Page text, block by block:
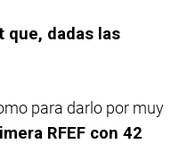
dadas las
para darlo por muy
RFEF con 42